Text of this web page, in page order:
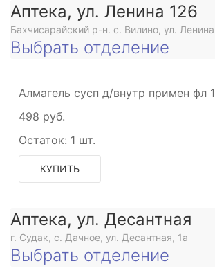
Аптека, ул. Ленина 126
Бахчисарайский р-н. с. Вилино, ул.
Выбрать отделение
Алмагель сусп д/внутр примен фл
498 руб.
Остаток: 1 шт.
КУПИТЬ
Аптека, ул. Десантная
г. Судак, с. Дачное, ул. Десантная, 1а
Выбрать отделение